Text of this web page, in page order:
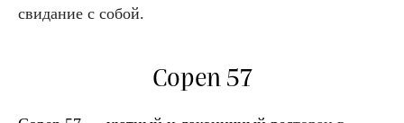
свидание с собой.
Copen 57